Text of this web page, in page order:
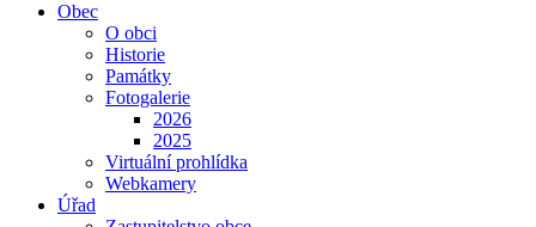
Obec
O obci
Historie
Památky
Fotogalerie
2026
2025
Virtuální prohlídka
Webkamery
Úřad